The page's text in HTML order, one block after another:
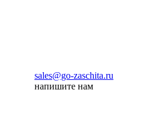
sales@go-zaschita.ru
напишите нам